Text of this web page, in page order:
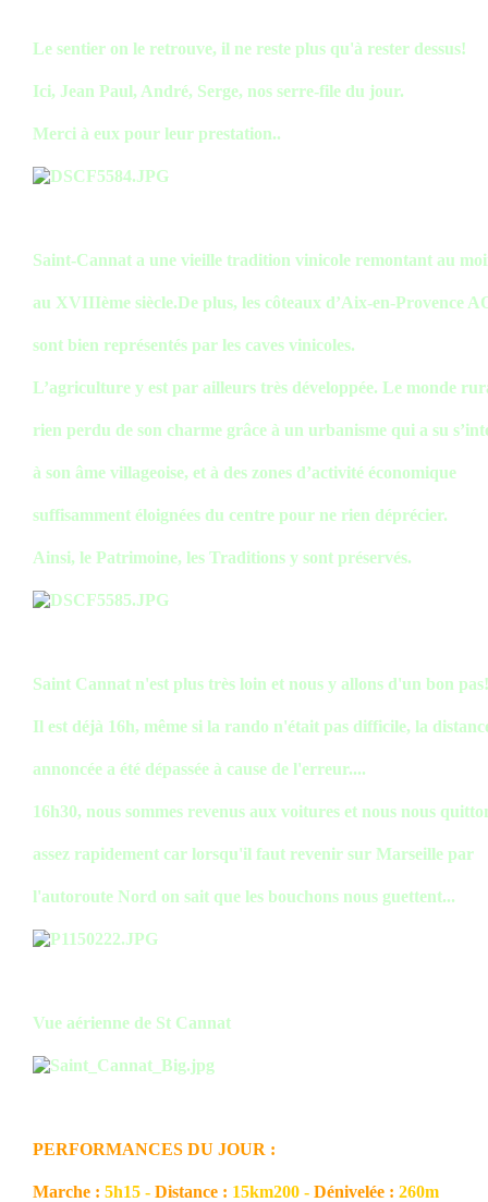
Le sentier on le retrouve, il ne reste plus qu'à rester dessus!
Ici, Jean Paul, André, Serge, nos serre-file du jour.
Merci à eux pour leur prestation..
Saint-Cannat a une vieille tradition vinicole remontant au
au XVIIIème siècle.De plus, les côteaux d’Aix-en-Provence
sont bien représentés par les caves vinicoles.
L’agriculture y est par ailleurs très développée. Le monde
rien perdu de son charme grâce à un urbanisme qui a su
à son âme villageoise, et à des zones d’activité économique
suffisamment éloignées du centre pour ne rien déprécier.
Ainsi, le Patrimoine, les Traditions y sont préservés.
Saint Cannat n'est plus très loin et nous y allons d'un bon pas!
Il est déjà 16h, même si la rando n'était pas difficile, la
annoncée a été dépassée à cause de l'erreur....
16h30, nous sommes revenus aux voitures et nous nous
assez rapidement car lorsqu'il faut revenir sur Marseille par
l'autoroute Nord on sait que les bouchons nous guettent...
Vue aérienne de St Cannat
PERFORMANCES DU JOUR :
Marche : 5h15 - Distance : 15km200 - Dénivelée : 260m